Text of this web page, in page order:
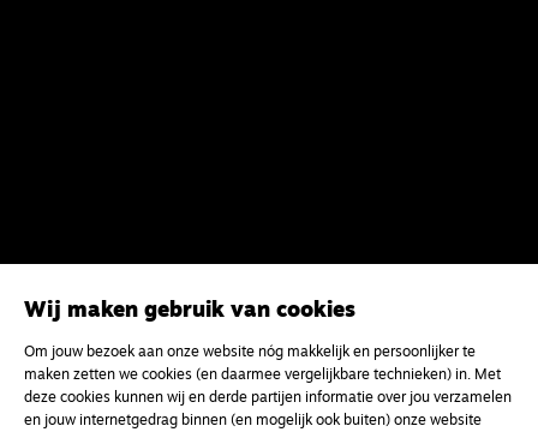
Meld je aan voor onze gratis
nieuwsbrief
uw e-mailadres
Wij maken gebruik van cookies
Om jouw bezoek aan onze website nóg makkelijk en persoonlijker te
maken zetten we cookies (en daarmee vergelijkbare technieken) in. Met
deze cookies kunnen wij en derde partijen informatie over jou verzamelen
en jouw internetgedrag binnen (en mogelijk ook buiten) onze website